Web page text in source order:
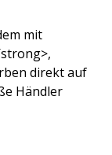
mit
direkt auf
Händler